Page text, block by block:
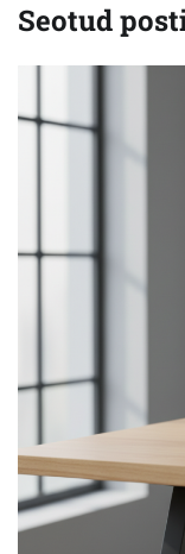
Seotud